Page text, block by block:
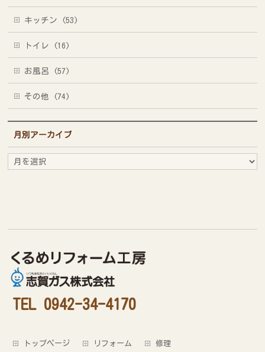
キッチン (53)
トイレ (16)
お風呂 (57)
その他 (74)
月別アーカイブ
月
別
TEL 0942-34-4170
トップページ リフォーム 修理